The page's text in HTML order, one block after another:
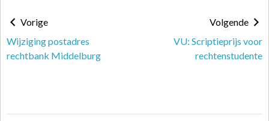
Vorige
Wijziging postadres
rechtbank Middelburg
Volgende
VU: Scriptieprijs voor
rechtenstudente